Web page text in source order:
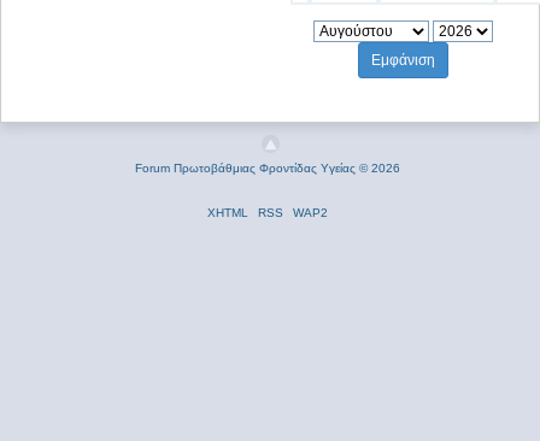
Forum Πρωτοβάθμιας Φροντίδας Υγείας © 2026
XHTML RSS WAP2